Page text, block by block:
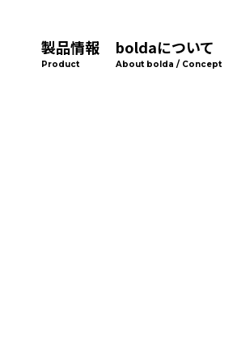
製品情報
Product
boldaについて
About bolda / Concept